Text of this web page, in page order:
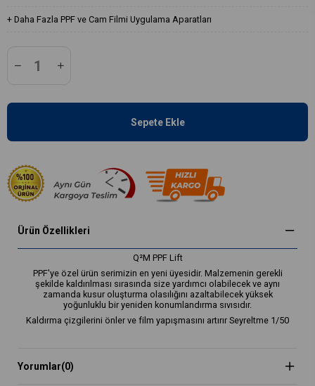
+ Daha Fazla PPF ve Cam Filmi Uygulama Aparatları
Ürün Özellikleri
Q²M PPF Lift
PPF'ye özel ürün serimizin en yeni üyesidir. Malzemenin gerekli
şekilde kaldırılması sırasında size yardımcı olabilecek ve aynı
zamanda kusur oluşturma olasılığını azaltabilecek yüksek
yoğunluklu bir yeniden konumlandırma sıvısıdır.
Kaldırma çizgilerini önler ve film yapışmasını artırır Seyreltme 1/50
Yorumlar(0)